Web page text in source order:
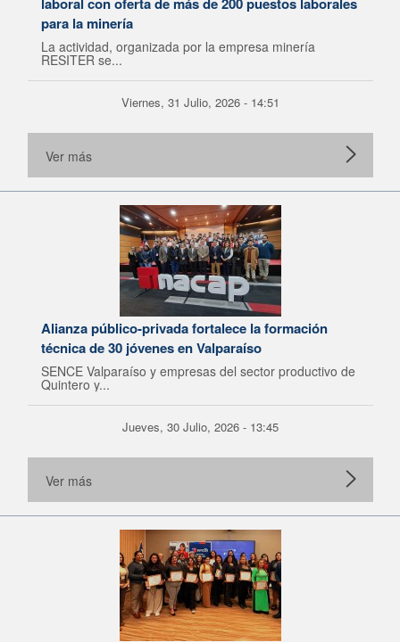
para la minería
La actividad, organizada por la empresa minería
RESITER se...
Viernes, 31 Julio, 2026 - 14:51
Ver más
Alianza público-privada fortalece la formación
técnica de 30 jóvenes en Valparaíso
SENCE Valparaíso y empresas del sector productivo de
Quintero y...
Jueves, 30 Julio, 2026 - 13:45
Ver más